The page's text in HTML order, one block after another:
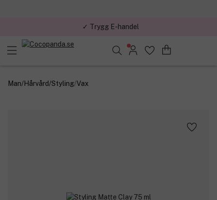
✓ Trygg E-handel
✓ Över 1,5 miljon kunder – Trustpilot 4,7 av 5
Sök bland 25.380 produkter..
Man/Hårvård/Styling/Vax